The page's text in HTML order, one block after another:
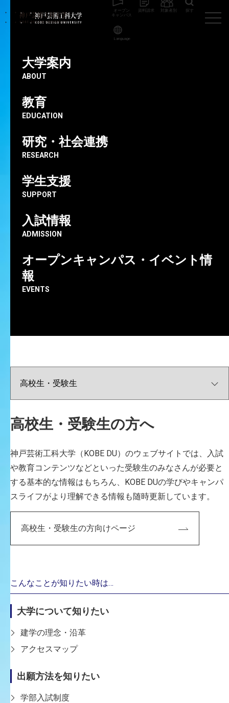
大学案内
ABOUT
教育
EDUCATION
研究・社会連携
RESEARCH
学生支援
SUPPORT
入試情報
ADMISSION
オープンキャンパス・イベント情
報
EVENTS
高校生・受験生の方へ
神戸芸術工科大学（KOBE DU）のウェブサイトでは、入試
や教育コンテンツなどといった受験生のみなさんが必要と
する基本的な情報はもちろん、KOBE DUの学びやキャンパ
スライフがより理解できる情報も随時更新しています。
高校生・受験生の方向けページ
こんなことが知りたい時は…
大学について知りたい
建学の理念・沿革
アクセスマップ
出願方法を知りたい
学部入試制度
オープン
キャンパス
資料請求 対象者別 探す
Language
神戸芸術工科大学
非常勤講師
Last 6 Minutes 合同会社 代表／ XR クリエイター集団 X@R
橋本裕
H
A
S
H
I
M
O
T
O
H
A
L
Y
u
t
a
k
a
CAREER
2024年度入学の4学科名称
メディア芸術学科
2023年度入学までの7学科名称
映像表現学科
専門分野